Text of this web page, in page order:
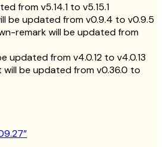
from v5.14.1 to v5.15.1
be updated from v0.9.4 to v0.9.5
remark will be updated from
updated from v4.0.12 to v4.0.13
be updated from v0.36.0 to